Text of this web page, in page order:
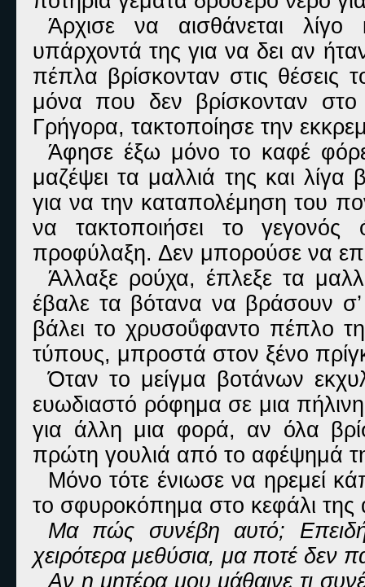
Άρχισε να αισθάνεται
υπάρχοντά της για να δει αν
πέπλα βρίσκονταν στις θέσεις
μόνα που δεν βρίσκονταν
Γρήγορα, τακτοποίησε την
Άφησε έξω μόνο το καφέ
μαζέψει τα μαλλιά της και λίγα
για να την καταπολέμηση του
να τακτοποιήσει το
προφύλαξη. Δεν μπορούσε να
Άλλαξε ρούχα, έπλεξε τα
έβαλε τα βότανα να βράσουν
βάλει το χρυσοΰφαντο πέπλο
τύπους, μπροστά στον ξένο
Όταν το μείγμα βοτάνων
ευωδιαστό ρόφημα σε μια
για άλλη μια φορά, αν όλα
πρώτη γουλιά από το αφέψημά
Μόνο τότε ένιωσε να ηρεμεί
το σφυροκόπημα στο κεφάλι της
Μα πώς συνέβη αυτό;
χειρότερα μεθύσια, μα ποτέ δεν
Αν η μητέρα μου μάθαινε τι